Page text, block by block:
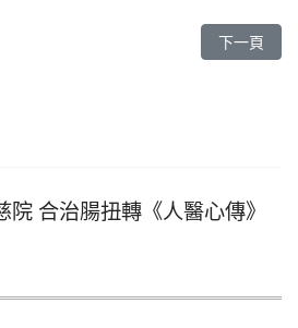
善緣 健康慈濟大智慧 花蓮慈濟醫院三十八
下一篇文
下一頁
合治腸扭轉《人醫心傳》